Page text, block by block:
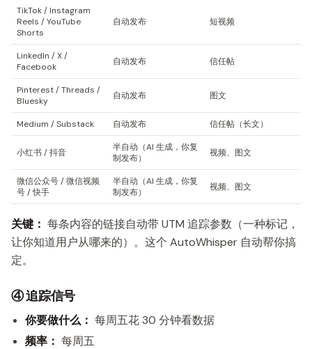
TikTok / Instagram
Reels / YouTube
Shorts
自动发布 短视频
LinkedIn / X /
Facebook
自动发布 信任帖
Pinterest / Threads /
Bluesky
自动发布 图文
Medium / Substack 自动发布 信任帖（长文）
小红书 / 抖音
半自动（AI 生成，你复
制发布）
视频、图文
微信公众号 / 微信视频
号 / 快手
半自动（AI 生成，你复
制发布）
视频、图文
关键： 每条内容的链接自动带 UTM 追踪参数（一种标记，
让你知道用户从哪来的）。这个 AutoWhisper 自动帮你搞
定。
④ 追踪信号
你要做什么： 每周五花 30 分钟看数据
频率： 每周五